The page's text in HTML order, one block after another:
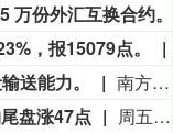
万份外汇互换合约。
，报15079点。
送能力。
南方天然气公司削减 6 个管段输送能力。
盘涨47点 周五（8月7日）纽约尾盘（周六北京时间04:59），离岸人民币（CNH）兑美元报6.7429元，较周四纽约尾盘涨47点，日内整体交投于6.75-6.7401元区间。